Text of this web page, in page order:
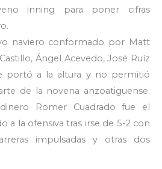
inning para poner cifras
naviero conformado por Matt
Ángel Acevedo, José Ruíz
portó a la altura y no permitió
de la novena anzoatiguense.
Romer Cuadrado fue el
a la ofensiva tras irse de 5-2 con
impulsadas y otras dos